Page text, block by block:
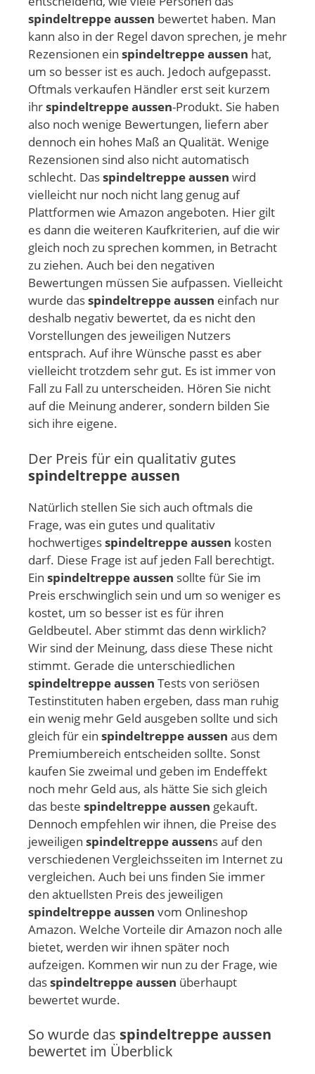
spindeltreppe aussen bewertet haben. Man
kann also in der Regel davon sprechen, je mehr
Rezensionen ein spindeltreppe aussen hat,
um so besser ist es auch. Jedoch aufgepasst.
Oftmals verkaufen Händler erst seit kurzem
ihrspindeltreppe aussen-Produkt. Sie haben
also noch wenige Bewertungen, liefern aber
dennoch ein hohes Maß an Qualität. Wenige
Rezensionen sind also nicht automatisch
schlecht. Dasspindeltreppe aussen wird
vielleicht nur noch nicht lang genug auf
Plattformen wie Amazon angeboten. Hier gilt
es dann die weiteren Kaufkriterien, auf die wir
gleich noch zu sprechen kommen, in Betracht
zu ziehen. Auch bei den negativen
Bewertungen müssen Sie aufpassen. Vielleicht
wurde dasspindeltreppe aussen einfach nur
deshalb negativ bewertet, da es nicht den
Vorstellungen des jeweiligen Nutzers
entsprach. Auf ihre Wünsche passt es aber
vielleicht trotzdem sehr gut. Es ist immer von
Fall zu Fall zu unterscheiden. Hören Sie nicht
auf die Meinung anderer, sondern bilden Sie
sich ihre eigene.
Der Preis für ein qualitativ gutes
spindeltreppe aussen
Natürlich stellen Sie sich auch oftmals die
Frage, was ein gutes und qualitativ
hochwertigesspindeltreppe aussen kosten
darf. Diese Frage ist auf jeden Fall berechtigt.
Ein spindeltreppe aussen sollte für Sie im
Preis erschwinglich sein und um so weniger es
kostet, um so besser ist es für ihren
Geldbeutel. Aber stimmt das denn wirklich?
Wir sind der Meinung, dass diese These nicht
stimmt. Gerade die unterschiedlichen
spindeltreppe aussen Tests von seriösen
Testinstituten haben ergeben, dass man ruhig
ein wenig mehr Geld ausgeben sollte und sich
gleich für ein spindeltreppe aussen aus dem
Premiumbereich entscheiden sollte. Sonst
kaufen Sie zweimal und geben im Endeffekt
noch mehr Geld aus, als hätte Sie sich gleich
das beste spindeltreppe aussen gekauft.
Dennoch empfehlen wir ihnen, die Preise des
jeweiligen spindeltreppe aussens auf den
verschiedenen Vergleichsseiten im Internet zu
vergleichen. Auch bei uns finden Sie immer
den aktuellsten Preis des jeweiligen
spindeltreppe aussen vom Onlineshop
Amazon. Welche Vorteile dir Amazon noch alle
bietet, werden wir ihnen später noch
aufzeigen. Kommen wir nun zu der Frage, wie
dasspindeltreppe aussen überhaupt
bewertet wurde.
So wurde das spindeltreppe aussen
bewertet im Überblick